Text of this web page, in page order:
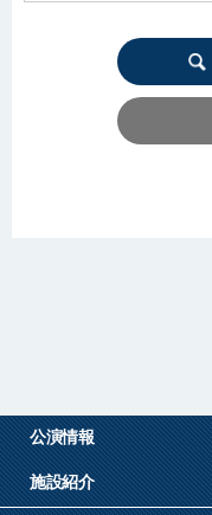
公演情報
施設紹介